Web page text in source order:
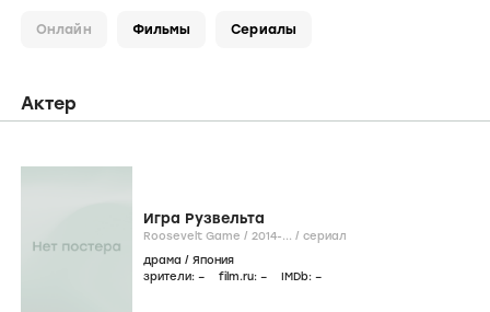
Онлайн Фильмы Сериалы
Актер
Игра Рузвельта
Roosevelt Game / 2014-... / сериал
драма / Япония
зрители: – film.ru: – IMDb: –